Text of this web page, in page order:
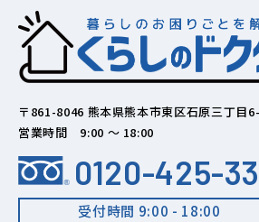
〒861-8046 熊本県熊本市東区石原三丁目
営業時間 9:00 ～ 18:00
0120-425-
受付時間 9:00 - 18:00